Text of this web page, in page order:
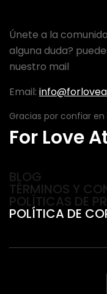
Únete a la
alguna duda?
nuestro mail
Email:
Gracias por confiar
For Love
BLOG
TÉRMINOS Y
POLÍTICAS DE
POLÍTICA DE